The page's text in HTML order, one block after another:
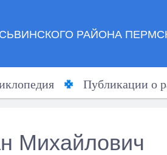
РАЙОНА
Публикации о
Михайлович